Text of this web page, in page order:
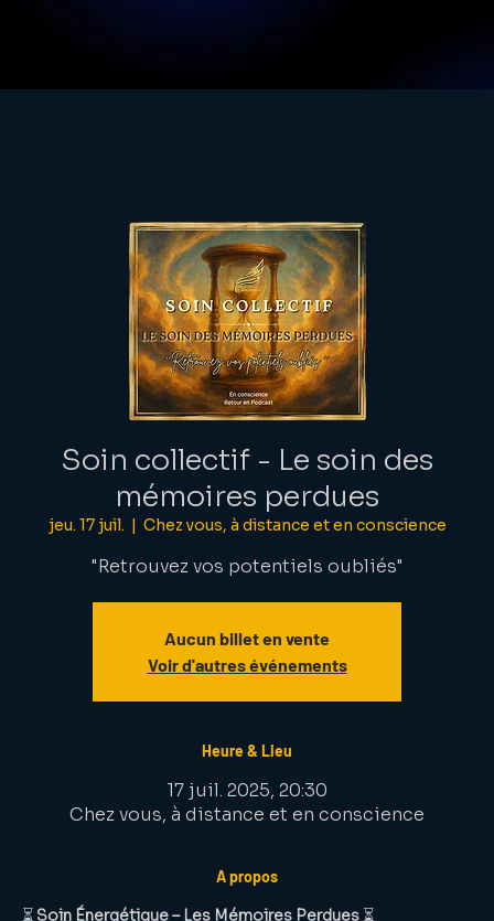
Soin collectif - Le soin des
mémoires perdues
jeu. 17 juil.
  |
Chez vous, à distance et en conscience
"Retrouvez vos potentiels oubliés"
Aucun billet en vente
Voir d'autres événements
Heure & Lieu
17 juil. 2025, 20:30
Chez vous, à distance et en conscience
A propos
⏳ Soin Énergétique – Les Mémoires Perdues ⏳